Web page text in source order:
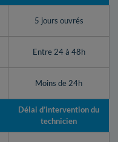
5 jours ouvrés
Entre 24 à 48h
Moins de 24h
Délai d’intervention du
technicien